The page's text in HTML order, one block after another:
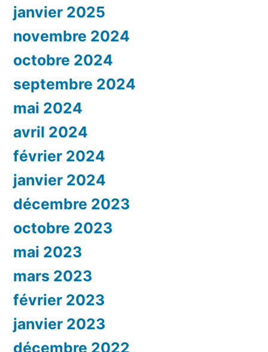
janvier 2025
novembre 2024
octobre 2024
septembre 2024
mai 2024
avril 2024
février 2024
janvier 2024
décembre 2023
octobre 2023
mai 2023
mars 2023
février 2023
janvier 2023
décembre 2022